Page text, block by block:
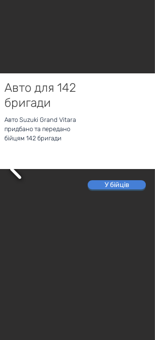
Авто для 142
бригади
Авто Suzuki Grand Vitara
придбано та передано
бійцям 142 бригади
У бійців